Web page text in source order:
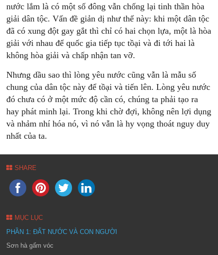
nước lắm là có một số đông vẫn chống lại tinh thần hòa
giải dân tộc. Vấn đề giản dị như thế này: khi một dân tộc
đã có xung đột gay gắt thì chỉ có hai chọn lựa, một là hòa
giải với nhau để quốc gia tiếp tục tồại và đi tới hai là
không hòa giải và chấp nhận tan vỡ.
Nhưng dầu sao thì lòng yêu nước cũng vẫn là mẫu số
chung của dân tộc này để tồại và tiến lên. Lòng yêu nước
đó chưa có ở một mức độ cần có, chúng ta phải tạo ra
hay phát minh lại. Trong khi chờ đợi, không nên lợi dụng
và nhảm nhí hóa nó, vì nó vẫn là hy vọng thoát nguy duy
nhất của ta.
SHARE
MỤC LỤC
PHẦN 1: ĐẤT NƯỚC VÀ CON NGƯỜI
Sơn hà gấm vóc